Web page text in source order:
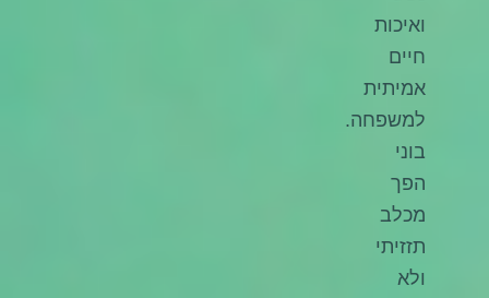
ואיכות
חיים
אמיתית
למשפחה.
בוני
הפך
מכלב
תזזיתי
ולא